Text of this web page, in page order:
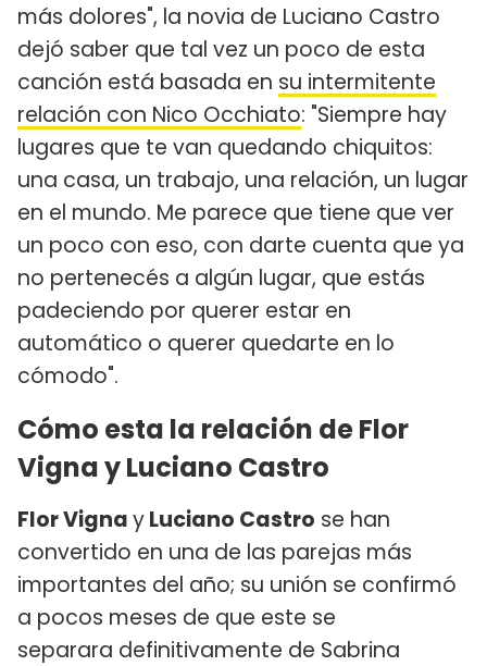
más dolores", la novia de Luciano Castro
dejó saber que tal vez un poco de esta
canción está basada en su intermitente
relación con Nico Occhiato: "Siempre hay
lugares que te van quedando chiquitos:
una casa, un trabajo, una relación, un lugar
en el mundo. Me parece que tiene que ver
un poco con eso, con darte cuenta que ya
no pertenecés a algún lugar, que estás
padeciendo por querer estar en
automático o querer quedarte en lo
cómodo".
Cómo esta la relación de Flor
Vigna y Luciano Castro
Flor VignayLuciano Castro se han
convertido en una de las parejas más
importantes del año; su unión se confirmó
a pocos meses de que este se
separara definitivamente de Sabrina